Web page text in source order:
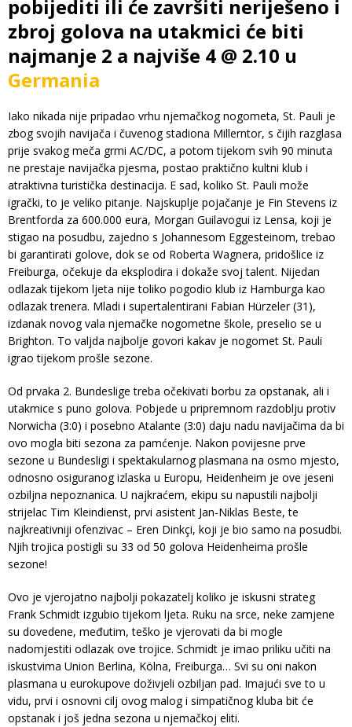
pobijediti ili će završiti neriješeno i
zbroj golova na utakmici će biti
najmanje 2 a najviše 4 @ 2.10 u
Germania
Iako nikada nije pripadao vrhu njemačkog nogometa, St. Pauli je
zbog svojih navijača i čuvenog stadiona Millerntor, s čijih razglasa
prije svakog meča grmi AC/DC, a potom tijekom svih 90 minuta
ne prestaje navijačka pjesma, postao praktično kultni klub i
atraktivna turistička destinacija. E sad, koliko St. Pauli može
igrački, to je veliko pitanje. Najskuplje pojačanje je Fin Stevens iz
Brentforda za 600.000 eura, Morgan Guilavogui iz Lensa, koji je
stigao na posudbu, zajedno s Johannesom Eggesteinom, trebao
bi garantirati golove, dok se od Roberta Wagnera, pridošlice iz
Freiburga, očekuje da eksplodira i dokaže svoj talent. Nijedan
odlazak tijekom ljeta nije toliko pogodio klub iz Hamburga kao
odlazak trenera. Mladi i supertalentirani Fabian Hürzeler (31),
izdanak novog vala njemačke nogometne škole, preselio se u
Brighton. To valjda najbolje govori kakav je nogomet St. Pauli
igrao tijekom prošle sezone.
Od prvaka 2. Bundeslige treba očekivati borbu za opstanak, ali i
utakmice s puno golova. Pobjede u pripremnom razdoblju protiv
Norwicha (3:0) i posebno Atalante (3:0) daju nadu navijačima da bi
ovo mogla biti sezona za pamćenje. Nakon povijesne prve
sezone u Bundesligi i spektakularnog plasmana na osmo mjesto,
odnosno osiguranog izlaska u Europu, Heidenheim je ove jeseni
ozbiljna nepoznanica. U najkraćem, ekipu su napustili najbolji
strijelac Tim Kleindienst, prvi asistent Jan-Niklas Beste, te
najkreativniji ofenzivac – Eren Dinkçi, koji je bio samo na posudbi.
Njih trojica postigli su 33 od 50 golova Heidenheima prošle
sezone!
Ovo je vjerojatno najbolji pokazatelj koliko je iskusni strateg
Frank Schmidt izgubio tijekom ljeta. Ruku na srce, neke zamjene
su dovedene, međutim, teško je vjerovati da bi mogle
nadomjestiti odlazak ove trojice. Schmidt je imao priliku učiti na
iskustvima Union Berlina, Kölna, Freiburga… Svi su oni nakon
plasmana u eurokupove doživjeli ozbiljan pad. Imajući sve to u
vidu, prvi i osnovni cilj ovog malog i simpatičnog kluba bit će
opstanak i još jedna sezona u njemačkoj eliti.